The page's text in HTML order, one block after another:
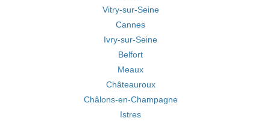
Vitry-sur-Seine
Cannes
Ivry-sur-Seine
Belfort
Meaux
Châteauroux
Châlons-en-Champagne
Istres